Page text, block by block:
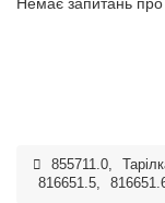
855711.0,
816651.5,